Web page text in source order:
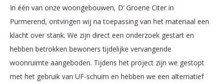
In één van onze woongebouwen, D’ Groene Citer in
Purmerend, ontvingen wij na toepassing van het materiaal een
klacht over stank. We zijn direct een onderzoek gestart en
hebben betrokken bewoners tijdelijke vervangende
woonruimte aangeboden. Tijdens het project zijn we gestopt
met het gebruik van UF-schuim en hebben we een alternatief